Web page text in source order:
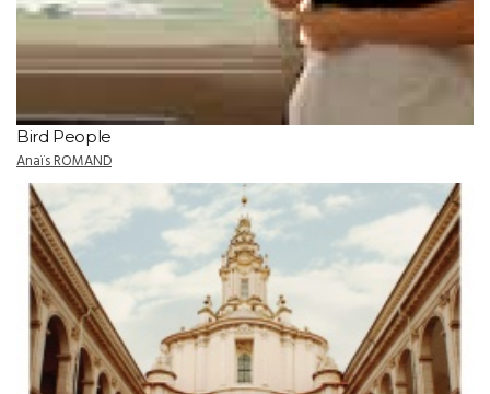
Bird People
Anaïs ROMAND